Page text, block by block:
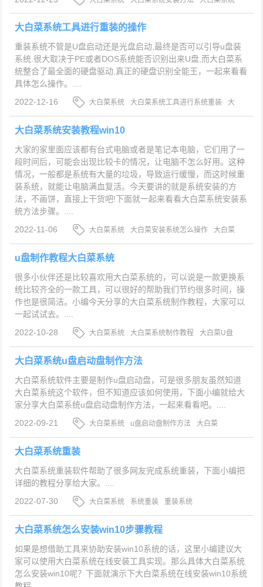
怎么安装
大白菜系统工具进行重装的操作
重装系统不管是U盘启动还是光盘启动,最终是否可以引导u盘装
系统.很大取决于PE或者DOS系统能否识别出来U盘,而大白菜系
统整合了最全面的硬盘驱动,真正的硬盘识别全能王，一起来看看
具体怎么操作。....
2022-12-16
大白菜系统 大白菜系统工具进行系统重装
大
白菜系统如何进行电脑系统重装
大白菜系统安装教程win10
大家的家里面应该都有台式电脑或者是笔记本电脑，它们用了一
段时间后，可能会出现比较卡的情况，让电脑不怎么好用。这种
情况，一般都是系统有大量的垃圾，导致运行缓慢，而这时候重
装系统，就能让电脑满血复活。今天要讲的就是系统安装的方
法，不画饼，直接上干货吧!下面就一起来看看大白菜系统安装系
统方法步骤。....
2022-11-06
大白菜系统 大白菜安装系统怎么操作
大白菜
系统安装系统方法步骤
u盘制作教程大白菜系统
很多小伙伴还是比较喜欢用大白菜系统的，可以说是一款更换系
统比较齐全的一款工具，可以很好的帮助我们节约很多时间，操
作也是很简洁。小编今天分享的大白菜系统制作教程，大家可以
一起试试去。....
2022-10-28
大白菜系统 大白菜系统制作教程
大白菜U盘
系统制作
大白菜系统u盘启动盘制作方法
大白菜系统软件主要是制作u盘启动盘，可是很多朋友虽然知道
大白菜系统这个软件，但不知道应该如何使用，下面小编就给大
家分享大白菜系统u盘启动盘制作方法，一起来看看吧。....
2022-09-21
大白菜系统 u盘启动盘制作方法 大白菜
大白菜系统重装
大白菜系统重装软件帮助了很多网友完成系统重装，下面小编把
详细的教程分享给大家。....
2022-07-30
大白菜系统 系统重装 重装系统
大白菜系统怎么安装win10步骤教程
如果是想借助工具来协助安装win10系统的话，这里小编建议大
家可以使用大白菜系统在线安装工具实现。那么具体大白菜系统
怎么安装win10呢？下面就演示下大白菜系统在线安装win10系统